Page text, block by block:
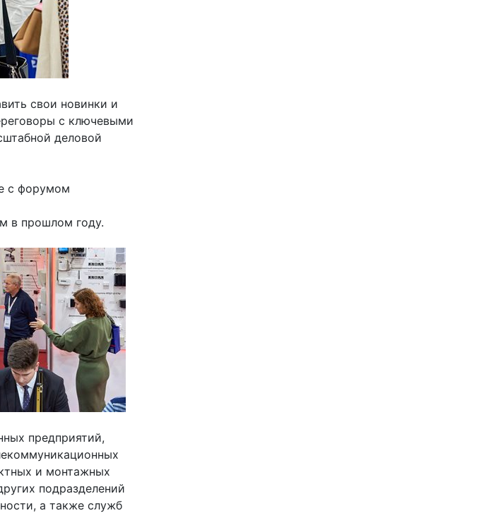
свои новинки и
с ключевыми
деловой
с форумом
в прошлом году.
предприятий,
и монтажных
подразделений
а также служб